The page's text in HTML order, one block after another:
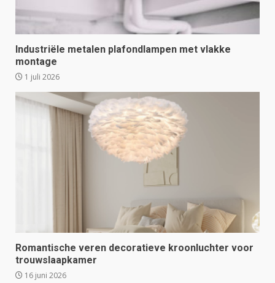
Industriële metalen plafondlampen met vlakke
montage
1 juli 2026
Romantische veren decoratieve kroonluchter voor
trouwslaapkamer
16 juni 2026